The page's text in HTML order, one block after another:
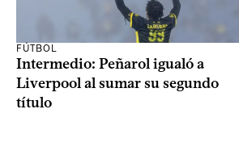
FÚTBOL
Intermedio: Peñarol igualó a
Liverpool al sumar su segundo
título